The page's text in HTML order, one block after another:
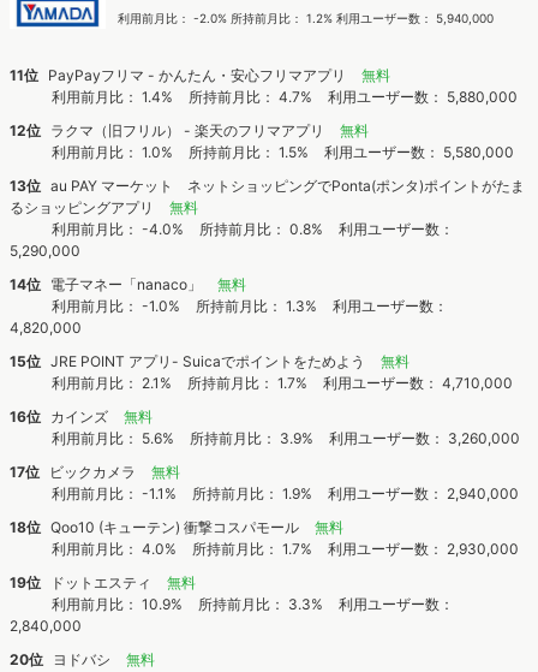
利用前月比： -2.0% 所持前月比： 1.2% 利用ユーザー数： 5,940,000
11位 PayPayフリマ - かんたん・安心フリマアプリ
無料
利用前月比： 1.4%
所持前月比： 4.7%
利用ユーザー数： 5,880,000
12位 ラクマ（旧フリル） - 楽天のフリマアプリ
無料
利用前月比： 1.0%
所持前月比： 1.5%
利用ユーザー数： 5,580,000
13位 au PAY マーケット ネットショッピングでPonta(ポンタ)ポイントがたま
るショッピングアプリ
無料
利用前月比： -4.0%
所持前月比： 0.8%
利用ユーザー数：
5,290,000
14位 電子マネー「nanaco」
無料
利用前月比： -1.0%
所持前月比： 1.3%
利用ユーザー数：
4,820,000
15位 JRE POINT アプリ- Suicaでポイントをためよう
無料
利用前月比： 2.1%
所持前月比： 1.7%
利用ユーザー数： 4,710,000
16位 カインズ
無料
利用前月比： 5.6%
所持前月比： 3.9%
利用ユーザー数： 3,260,000
17位
ビックカメラ
無料
利用前月比： -1.1%
所持前月比： 1.9%
利用ユーザー数： 2,940,000
18位 Qoo10 (キューテン) 衝撃コスパモール
無料
利用前月比： 4.0%
所持前月比： 1.7%
利用ユーザー数： 2,930,000
19位
ドットエスティ
無料
利用前月比： 10.9%
所持前月比： 3.3%
利用ユーザー数：
2,840,000
20位 ヨドバシ 無料